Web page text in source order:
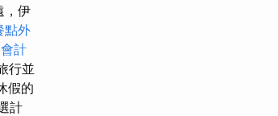
，伊
點外
會計
行並
假的
計